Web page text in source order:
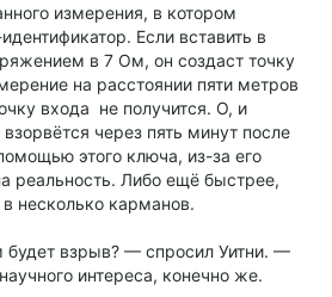
измерения, в котором
Если вставить в
в 7 Ом, он создаст точку
на расстоянии пяти метров
входа не получится. О, и
через пять минут после
этого ключа, из-за его
реальность. Либо ещё быстрее,
несколько карманов.
взрыв? — спросил Уитни. —
интереса, конечно же.